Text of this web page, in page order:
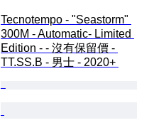
Tecnotempo - "Seastorm"
300M - Automatic- Limited
Edition - - 沒有保留價 -
TT.SS.B - 男士 - 2020+